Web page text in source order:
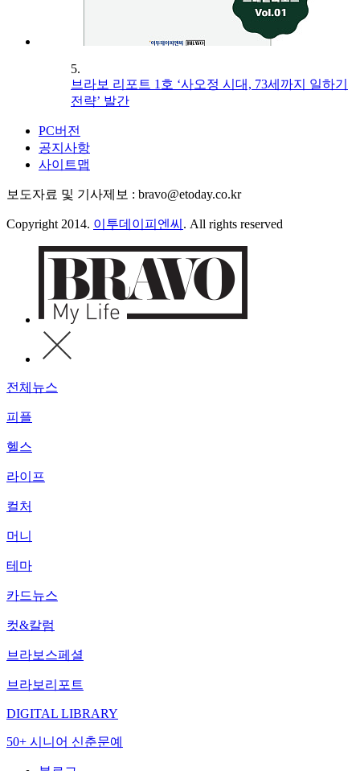
5.
브라보 리포트 1호 ‘사오정 시대, 73세까지 일하기
전략’ 발간
PC버전
공지사항
사이트맵
보도자료 및 기사제보 : bravo@etoday.co.kr
Copyright 2014. 이투데이피엔씨 . All rights reserved
전체뉴스
피플
헬스
라이프
컬처
머니
테마
카드뉴스
컷&칼럼
브라보스페셜
브라보리포트
DIGITAL LIBRARY
50+ 시니어 신춘문예